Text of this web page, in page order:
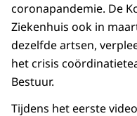
coronapandemie. De
Ziekenhuis ook in
dezelfde artsen,
het crisis
Bestuur.
Tijdens het eerste